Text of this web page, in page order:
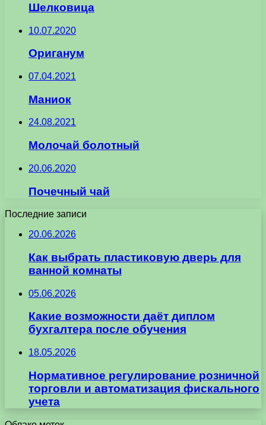
Шелковица
10.07.2020
Ориганум
07.04.2021
Маниок
24.08.2021
Молочай болотный
20.06.2020
Почечный чай
Последние записи
20.06.2026
Как выбрать пластиковую дверь для
ванной комнаты
05.06.2026
Какие возможности даёт диплом
бухгалтера после обучения
18.05.2026
Нормативное регулирование розничной
торговли и автоматизация фискального
учета